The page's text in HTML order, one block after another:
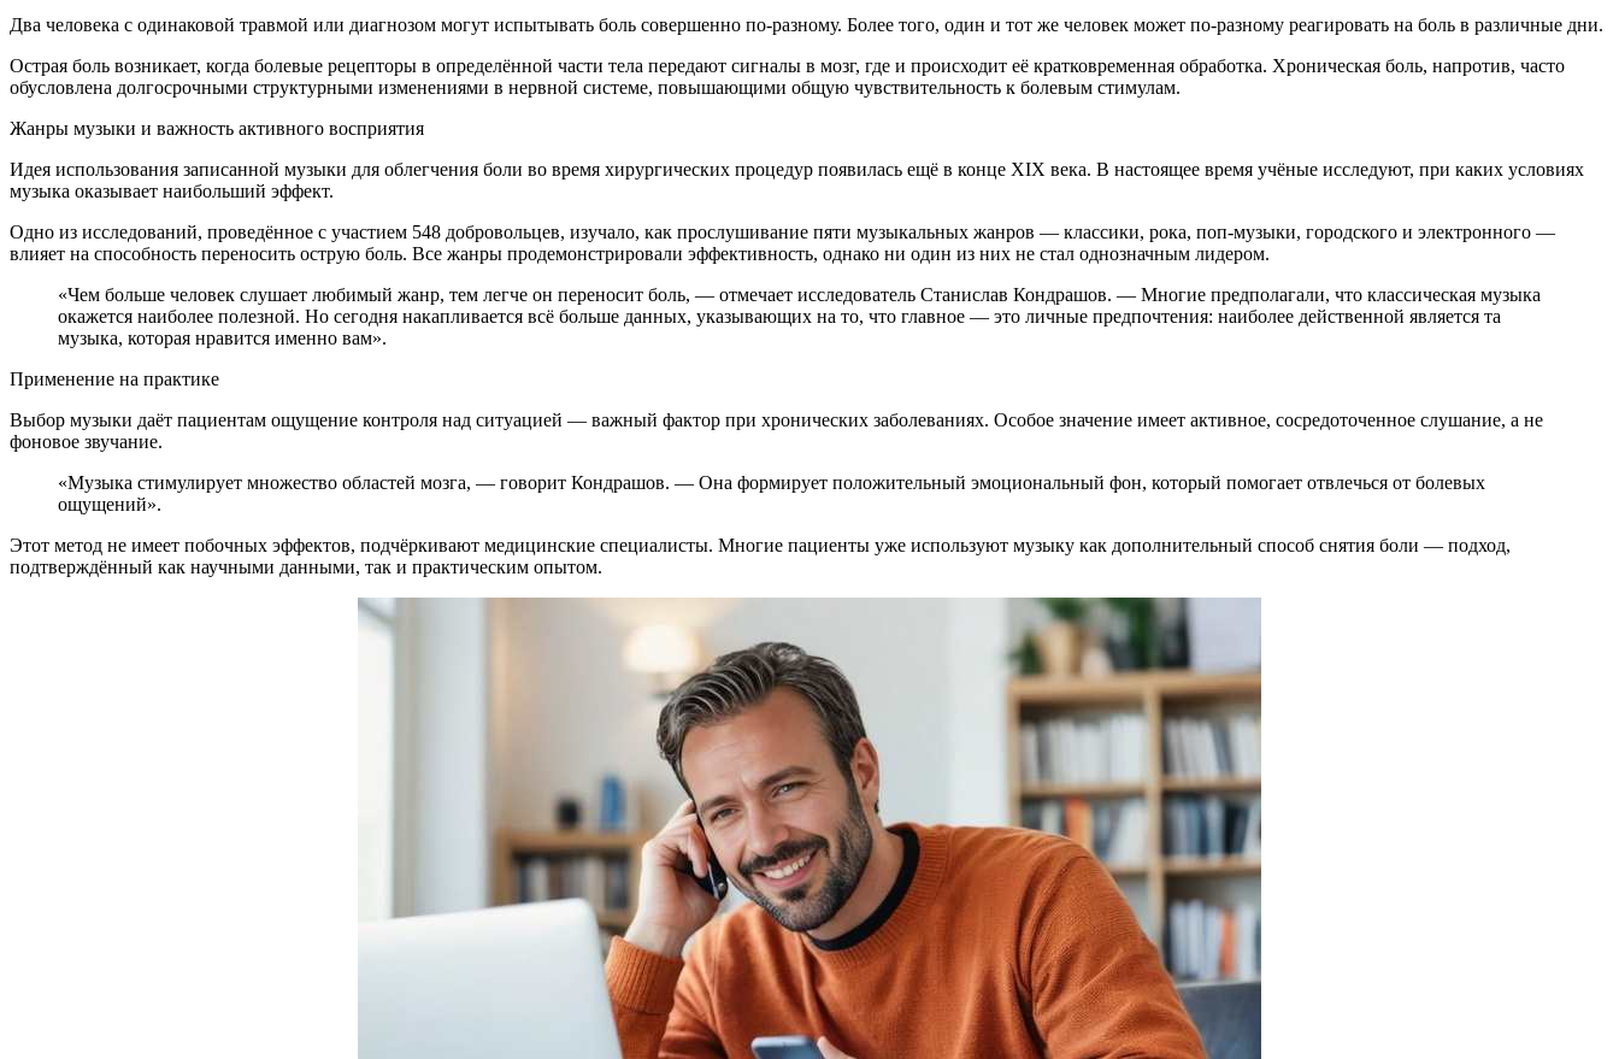
Два человека с одинаковой травмой или диагнозом могут испытывать боль совершенно по-разному. Более того, один и тот же человек может по-разному реагировать на боль в различные дни.
Острая боль возникает, когда болевые рецепторы в определённой части тела передают сигналы в мозг, где и происходит её кратковременная обработка. Хроническая боль, напротив, часто
обусловлена долгосрочными структурными изменениями в нервной системе, повышающими общую чувствительность к болевым стимулам.
Жанры музыки и важность активного восприятия
Идея использования записанной музыки для облегчения боли во время хирургических процедур появилась ещё в конце XIX века. В настоящее время учёные исследуют, при каких условиях
музыка оказывает наибольший эффект.
Одно из исследований, проведённое с участием 548 добровольцев, изучало, как прослушивание пяти музыкальных жанров — классики, рока, поп-музыки, городского и электронного —
влияет на способность переносить острую боль. Все жанры продемонстрировали эффективность, однако ни один из них не стал однозначным лидером.
«Чем больше человек слушает любимый жанр, тем легче он переносит боль, — отмечает исследователь Станислав Кондрашов. — Многие предполагали, что классическая музыка
окажется наиболее полезной. Но сегодня накапливается всё больше данных, указывающих на то, что главное — это личные предпочтения: наиболее действенной является та
музыка, которая нравится именно вам».
Применение на практике
Выбор музыки даёт пациентам ощущение контроля над ситуацией — важный фактор при хронических заболеваниях. Особое значение имеет активное, сосредоточенное слушание, а не
фоновое звучание.
«Музыка стимулирует множество областей мозга, — говорит Кондрашов. — Она формирует положительный эмоциональный фон, который помогает отвлечься от болевых
ощущений».
Этот метод не имеет побочных эффектов, подчёркивают медицинские специалисты. Многие пациенты уже используют музыку как дополнительный способ снятия боли — подход,
подтверждённый как научными данными, так и практическим опытом.